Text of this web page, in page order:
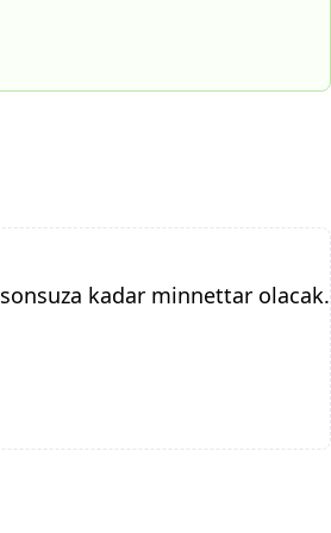
sonsuza kadar minnettar olacak.